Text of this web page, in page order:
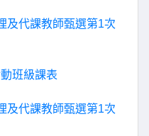
及代課教師甄選第1次
班級課表
及代課教師甄選第1次